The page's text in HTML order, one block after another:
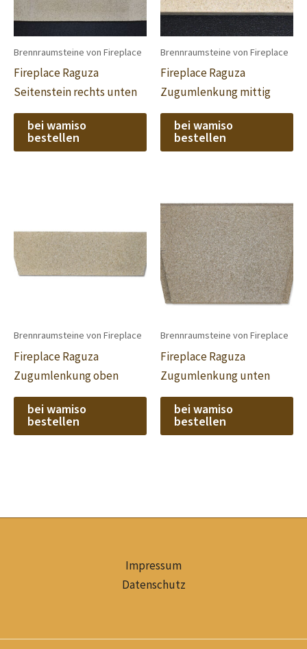
Brennraumsteine von Fireplace
Fireplace Raguza
Seitenstein rechts unten
bei wamiso
bestellen
Brennraumsteine von Fireplace
Fireplace Raguza
Zugumlenkung mittig
bei wamiso
bestellen
Brennraumsteine von Fireplace
Fireplace Raguza
Zugumlenkung oben
bei wamiso
bestellen
Brennraumsteine von Fireplace
Fireplace Raguza
Zugumlenkung unten
bei wamiso
bestellen
Impressum
Datenschutz